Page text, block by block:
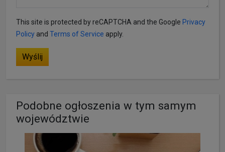
This site is protected by reCAPTCHA and the Google Privacy
Policy and Terms of Service apply.
Wyślij
Podobne ogłoszenia w tym samym
województwie